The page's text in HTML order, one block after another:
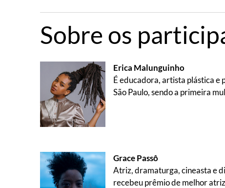
Sobre os
Erica Malunguinho
É educadora, artista plástica e
São Paulo, sendo a primeira
Grace Passô
Atriz, dramaturga, cineasta e
recebeu prêmio de melhor